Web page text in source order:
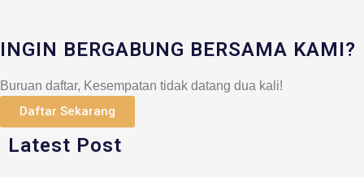
INGIN BERGABUNG BERSAMA KAMI?
Buruan daftar, Kesempatan tidak datang dua kali!
Daftar Sekarang
Latest Post